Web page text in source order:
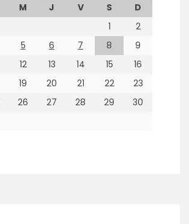
M J V S
D
1
2
5 6 7 8
9
12 13 14 15
16
19 20 21 22
23
26 27 28 29
30